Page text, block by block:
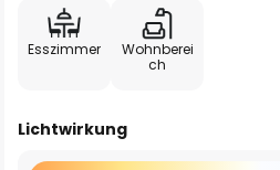
Esszimmer
Wohnberei
ch
Lichtwirkung